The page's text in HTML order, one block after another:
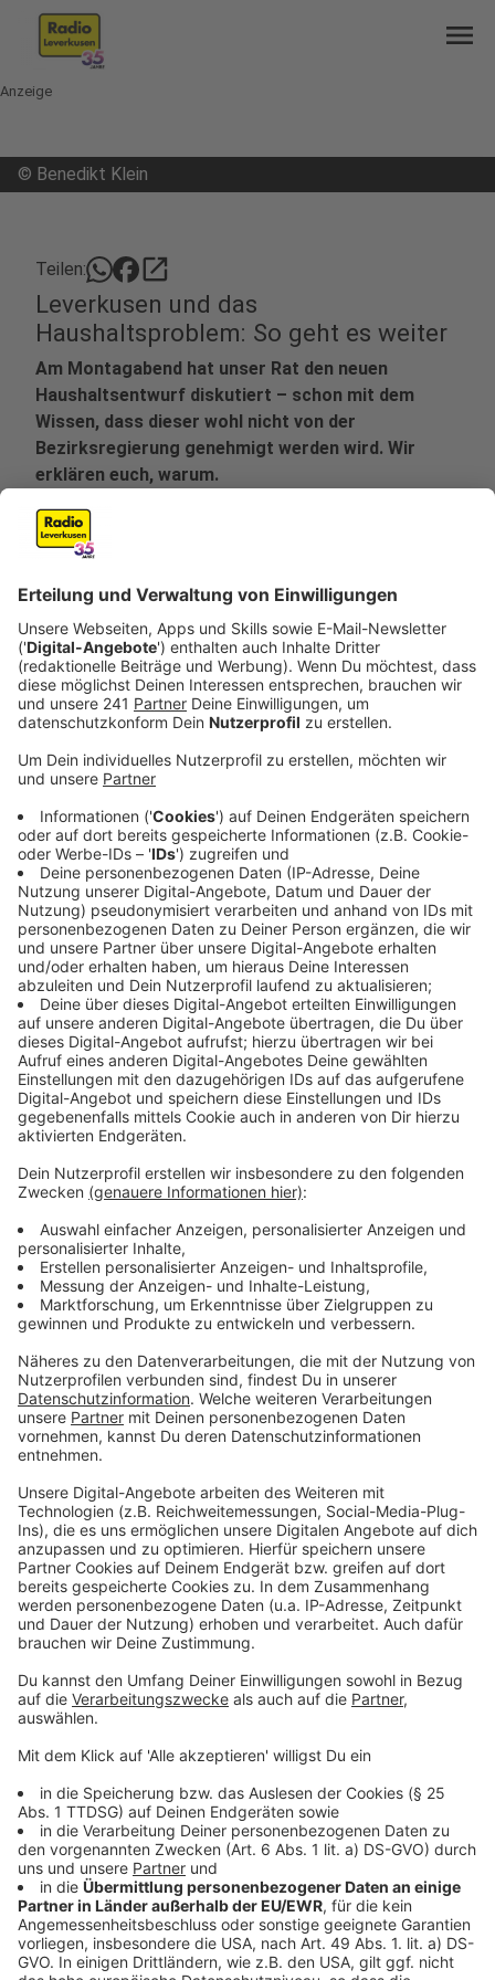
menu
Anzeige
© Benedikt Klein
Teilen: open_in_new
Leverkusen und das
Haushaltsproblem: So geht es weiter
Am Montagabend hat unser Rat den neuen
Haushaltsentwurf diskutiert – schon mit dem
Wissen, dass dieser wohl nicht von der
Bezirksregierung genehmigt werden wird. Wir
erklären euch, warum.
Veröffentlicht:
Bezirksregierung wird Haushalt wohl nicht
genehmigen
Anzeige
844 Millionen Euro im Minus ist Leverkusen aktuell, und
diese beachtliche Summe wird die Stadt auch in den
nächsten zehn Jahren nicht ausgeglichen haben –
trotz Haushaltssicherungskonzept, das zeigen die
hochgerechneten Zahlen. Aus diesem Grund ist der
neue Haushalt der Stadt wohl nicht
genehmigungsfähig, das kann der Kämmerer schon
jetzt abschätzen. Aufgestellt werden musste er aber
trotzdem, weil eine Stadt ohne Haushalt nicht
handlungsfähig ist.
Anzeige
Einsparungen und
Haushaltssicherungskonzept
Anzeige
Obwohl sie nicht reichen, sieht man einige
Einsparungen im aktuellen Konzept: 1500 Stellen
weniger soll es zum Beispiel in der Stadtverwaltung
geben, die Stadt will vieles mit KI ausgleichen, um
effizienter und günstiger arbeiten zu können.
Außerdem werden wohl einige Gesellschaften in
Zukunft weniger finanzielle Unterstützung von der
Stadt bekommen, es ist aber noch nicht klar, wen das
betreffen wird. Die Ratspolitiker und -politikerinnen
haben außerdem am Montagabend zugestimmt,
bestimmte Kredite aufzunehmen, damit die Stadt
weiterhin Projekte umsetzen kann.
Anzeige
Weitere Meldungen aus Leverkusen
Anzeige
Speed-Week in Leverkusen: Bis Sonntag wird viel
geblitzt
Messerangriff in Leverkusen: 16-Jähriger auf
Intensivstation